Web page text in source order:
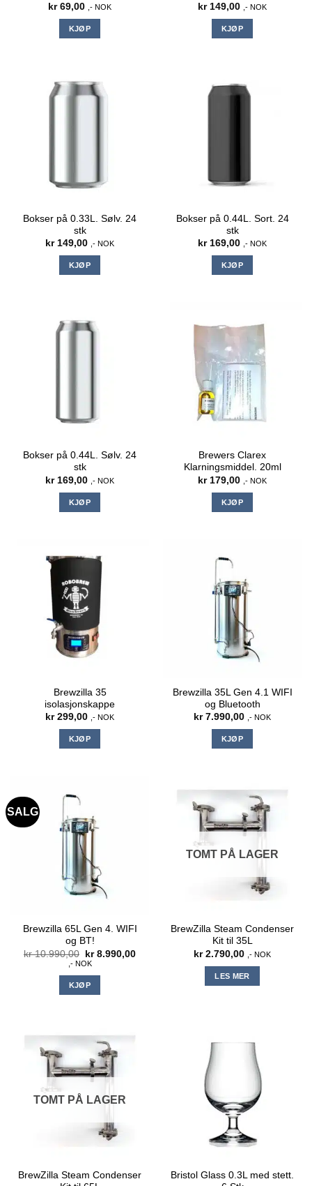
kr69,00 ,- NOK
KJØP
kr149,00 ,- NOK
KJØP
Bokser på 0.33L. Sølv. 24
stk
kr149,00 ,- NOK
KJØP
Bokser på 0.44L. Sort. 24
stk
kr169,00 ,- NOK
KJØP
Bokser på 0.44L. Sølv. 24
stk
kr169,00 ,- NOK
KJØP
Brewers Clarex
Klarningsmiddel. 20ml
kr179,00 ,- NOK
KJØP
Brewzilla 35
isolasjonskappe
kr299,00 ,- NOK
KJØP
Brewzilla 35L Gen 4.1 WIFI
og Bluetooth
kr7.990,00 ,- NOK
KJØP
SALG
Brewzilla 65L Gen 4. WIFI
og BT!
kr10.990,00
Opprinnelig
pris
kr 10.990,00.
kr8.990,00Nåværende
,- NOK
KJØP
TOMT PÅ LAGER
BrewZilla Steam Condenser
Kit til 35L
kr2.790,00 ,- NOK
LES MER
TOMT PÅ LAGER
BrewZilla Steam Condenser
Bristol Glass 0.3L med stett.